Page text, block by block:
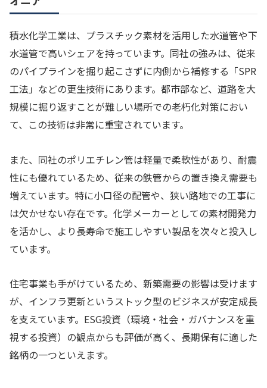
積水化学工業は、プラスチック素材を活用した水道管や下
水道管で高いシェアを持っています。同社の強みは、従来
のパイプラインを掘り起こさずに内側から補修する「SPR
工法」などの更生技術にあります。都市部など、道路を大
規模に掘り返すことが難しい場所での老朽化対策におい
て、この技術は非常に重宝されています。
また、同社のポリエチレン管は軽量で柔軟性があり、耐震
性にも優れているため、従来の鉄管からの置き換え需要も
増えています。特に小口径の配管や、狭い路地での工事に
は欠かせない存在です。化学メーカーとしての素材開発力
を活かし、より長寿命で施工しやすい製品を次々と投入し
ています。
住宅事業も手がけているため、新築需要の影響は受けます
が、インフラ更新というストック型のビジネスが安定成長
を支えています。ESG投資（環境・社会・ガバナンスを重
視する投資）の観点からも評価が高く、長期保有に適した
銘柄の一つといえます。